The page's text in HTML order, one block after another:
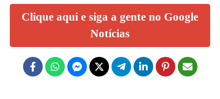
Clique aqui e siga a gente no Google
Notícias